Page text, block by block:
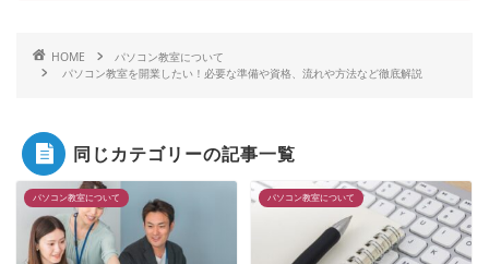
HOME
パソコン教室について
パソコン教室を開業したい！必要な準備や資格、流れや方法など徹底解説
同じカテゴリーの記事一覧
パソコン教室について パソコン教室について